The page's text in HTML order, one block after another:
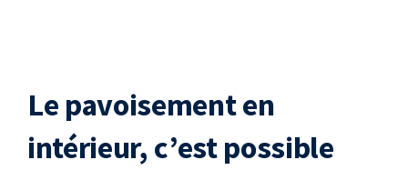
Le pavoisement en
intérieur, c’est possible